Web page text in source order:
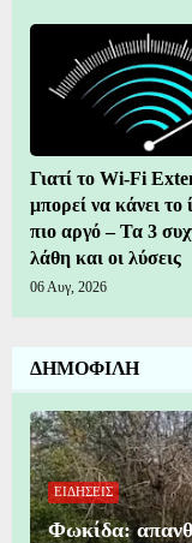
Γιατί το Wi-Fi
μπορεί να κάνει το
πιο αργό – Τα 3
λάθη και οι λύσεις
06 Αυγ, 2026
ΔΗΜΟΦΙΛΗ
ΕΙΔΗΣΕΙΣ
Φωκίδα: